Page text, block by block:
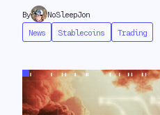
By
NoSleepJon
News
Stablecoins Trading